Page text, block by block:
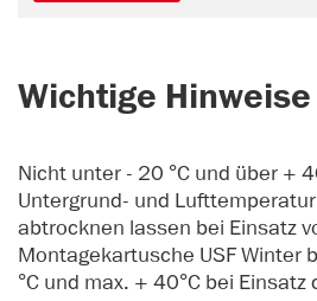
Wichtige Hinweise
Nicht unter - 20 °C und über +
Untergrund- und
abtrocknen lassen bei Einsatz
Montagekartusche USF Winter
°C und max. + 40°C bei